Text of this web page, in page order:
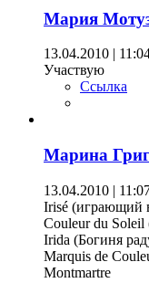
Мария
13.04.2010 |
Участвую
Ссылка
Марина
13.04.2010 |
Irisé (играющий
Couleur du Soleil
Irida (Богиня
Marquis de
Montmartre